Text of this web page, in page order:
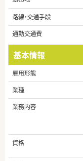
路線・交通手段
通勤交通費
基本情報
雇用形態
業種
業務内容
資格